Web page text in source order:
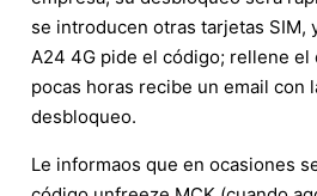
se introducen otras tarjetas SIM,
A24 4G pide el código; rellene el
pocas horas recibe un email con
desbloqueo.
Le informaos que en ocasiones